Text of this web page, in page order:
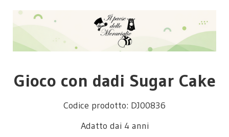
Gioco con dadi Sugar Cake
Codice prodotto: DJ00836
Adatto dai 4 anni